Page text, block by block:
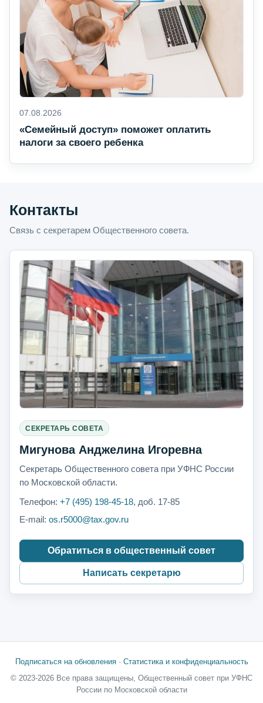
07.08.2026
«Семейный доступ» поможет оплатить
налоги за своего ребенка
Контакты
Связь с секретарем Общественного совета.
СЕКРЕТАРЬ СОВЕТА
Мигунова Анджелина Игоревна
Секретарь Общественного совета при УФНС России
по Московской области.
Телефон: +7 (495) 198-45-18, доб. 17-85
E-mail: os.r5000@tax.gov.ru
Обратиться в общественный совет
Написать секретарю
Подписаться на обновления· Статистика и конфиденциальность
© 2023-2026 Все права защищены, Общественный совет при УФНС
России по Московской области